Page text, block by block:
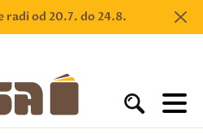
radi od 20.7. do 24.8.